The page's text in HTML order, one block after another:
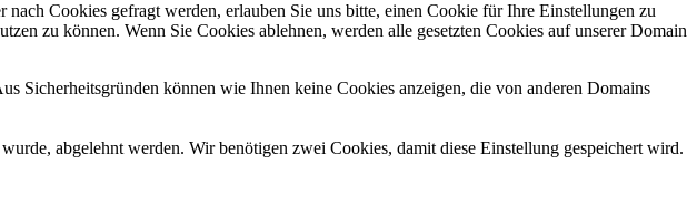
Cookies gefragt werden, erlauben Sie uns bitte, einen Cookie für Ihre Einstellungen zu
zu können. Wenn Sie Cookies ablehnen, werden alle gesetzten Cookies auf unserer Domain
Sicherheitsgründen können wie Ihnen keine Cookies anzeigen, die von anderen Domains
abgelehnt werden. Wir benötigen zwei Cookies, damit diese Einstellung gespeichert wird.